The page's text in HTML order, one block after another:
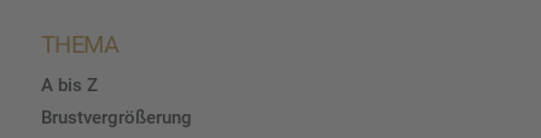
THEMA
A bis Z
Brustvergrößerung